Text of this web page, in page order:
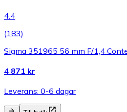
4.4
(183)
Sigma 351965 56 mm F/1,4
4 871 kr
Leverans: 0-6 dagar